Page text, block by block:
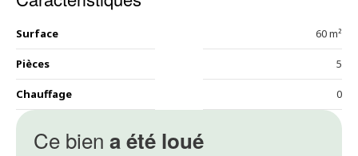
Ce bien a été loué
Surface 60 m²
Pièces 5
Chauffage 0